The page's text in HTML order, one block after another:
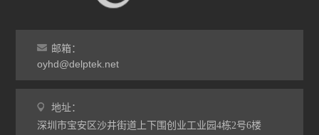
邮箱：
oyhd@delptek.net
地址：
深圳市宝安区沙井街道上下围创业工业园4栋2号6楼